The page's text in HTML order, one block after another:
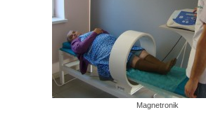
Magnetronik